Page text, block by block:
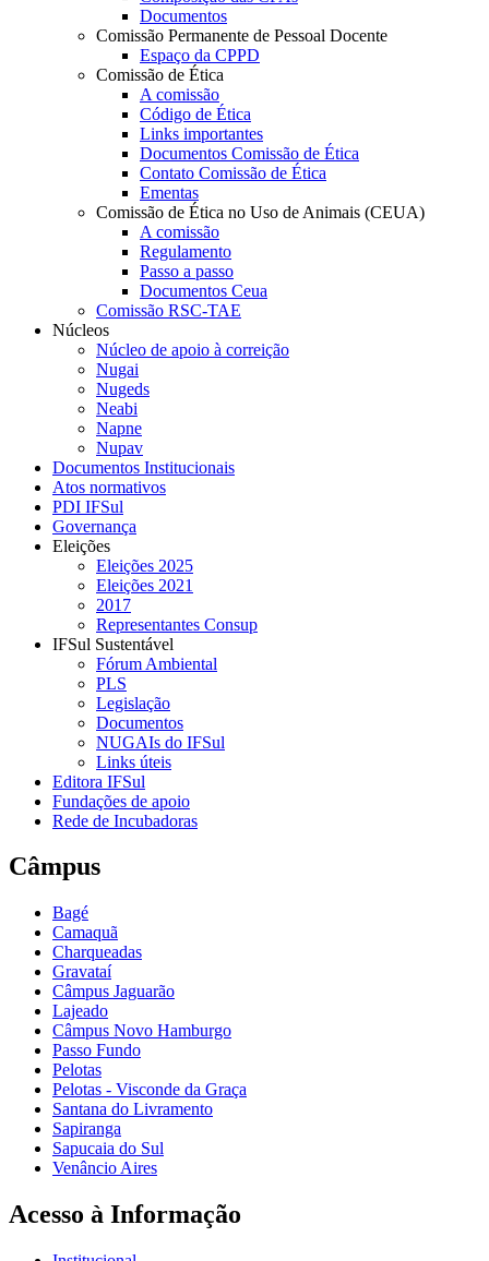
Documentos
Comissão Permanente de Pessoal Docente
Espaço da CPPD
Comissão de Ética
A comissão
Código de Ética
Links importantes
Documentos Comissão de Ética
Contato Comissão de Ética
Ementas
Comissão de Ética no Uso de Animais (CEUA)
A comissão
Regulamento
Passo a passo
Documentos Ceua
Comissão RSC-TAE
Núcleos
Núcleo de apoio à correição
Nugai
Nugeds
Neabi
Napne
Nupav
Documentos Institucionais
Atos normativos
PDI IFSul
Governança
Eleições
Eleições 2025
Eleições 2021
2017
Representantes Consup
IFSul Sustentável
Fórum Ambiental
PLS
Legislação
Documentos
NUGAIs do IFSul
Links úteis
Editora IFSul
Fundações de apoio
Rede de Incubadoras
Câmpus
Bagé
Camaquã
Charqueadas
Gravataí
Câmpus Jaguarão
Lajeado
Câmpus Novo Hamburgo
Passo Fundo
Pelotas
Pelotas - Visconde da Graça
Santana do Livramento
Sapiranga
Sapucaia do Sul
Venâncio Aires
Acesso à Informação